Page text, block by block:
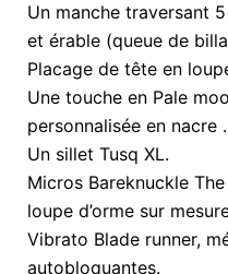
Un manche traversant
et érable (queue de
Placage de tête en
Une touche en Pale
personnalisée en nacre .
Un sillet Tusq XL.
Micros Bareknuckle
loupe d’orme sur
Vibrato Blade runner,
autobloquantes.